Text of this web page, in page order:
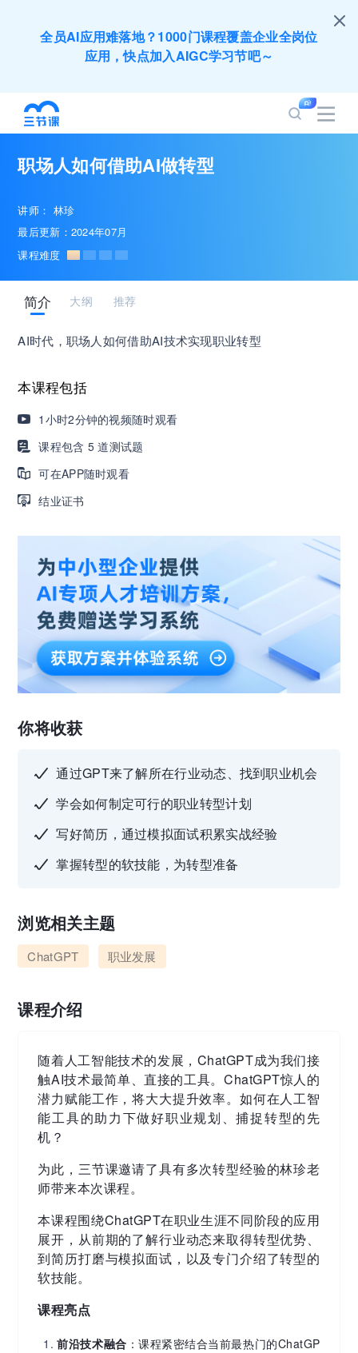
全员AI应用难落地？1000门课程覆盖企业全岗位
应用，快点加入AIGC学习节吧～
200+门DeepSeek应用课程免费体验，快带团队
培训人只给员工找学习资源，却忘记自己也要成长
出海业务到底要落地哪些国家才合适？国别文化与
企业正处于快速成长期，但员工能力跟不上发展？
8000门课程解决成长型企业所有岗位技能差距
营销获客｜流量转化｜数据驱动｜销售赢单 4000
AI职场发展实战课：深度解读AI在不同职业场景下
三节课X工信部AI岗位能力认证 · 全国合伙人招
募！
职场人如何借助AI做转型
讲师： 林珍
最后更新：2024年07月
课程难度
简介 大纲 推荐
AI时代，职场人如何借助AI技术实现职业转型
本课程包括
1小时2分钟的视频随时观看
课程包含 5 道测试题
可在APP随时观看
结业证书
你将收获
通过GPT来了解所在行业动态、找到职业机会
学会如何制定可行的职业转型计划
写好简历，通过模拟面试积累实战经验
掌握转型的软技能，为转型准备
浏览相关主题
ChatGPT 职业发展
课程介绍
随着人工智能技术的发展，ChatGPT成为我们接
触AI技术最简单、直接的工具。ChatGPT惊人的
潜力赋能工作，将大大提升效率。如何在人工智
能工具的助力下做好职业规划、捕捉转型的先
机？
为此，三节课邀请了具有多次转型经验的林珍老
师带来本次课程。
本课程围绕ChatGPT在职业生涯不同阶段的应用
展开，从前期的了解行业动态来取得转型优势、
到简历打磨与模拟面试，以及专门介绍了转型的
软技能。
课程亮点
前沿技术融合 ：课程紧密结合当前最热门的ChatGP